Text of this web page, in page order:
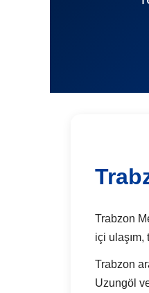
Trabzon
içi
Trabzon
Uzungöl